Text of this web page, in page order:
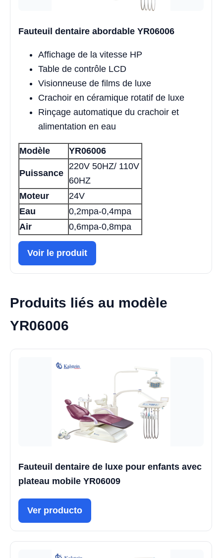
Fauteuil dentaire abordable YR06006
Affichage de la vitesse HP
Table de contrôle LCD
Visionneuse de films de luxe
Crachoir en céramique rotatif de luxe
Rinçage automatique du crachoir et
alimentation en eau
Modèle YR06006
Puissance
220V 50HZ/ 110V
60HZ
Moteur
24V
Eau
0,2mpa-0,4mpa
Air
0,6mpa-0,8mpa
Voir le produit
Produits liés au modèle
YR06006
Fauteuil dentaire de luxe pour enfants avec
plateau mobile YR06009
Ver producto